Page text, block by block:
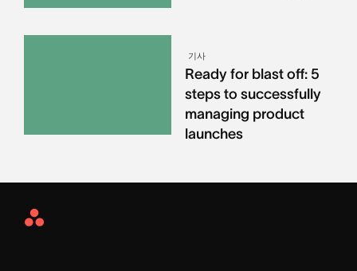
기사
Ready for blast off: 5
steps to successfully
managing product
launches
Asana